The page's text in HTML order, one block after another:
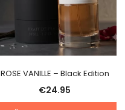
ROSE VANILLE – Black Edition
€24.95